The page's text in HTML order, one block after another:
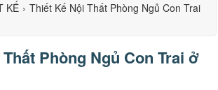
KẾ › Thiết Kế Nội Thất Phòng Ngủ Con Trai
Phòng Ngủ Con Trai ở